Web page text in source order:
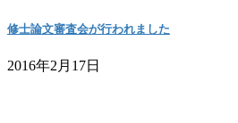
修士論文審査会が行われました
2016年2月17日